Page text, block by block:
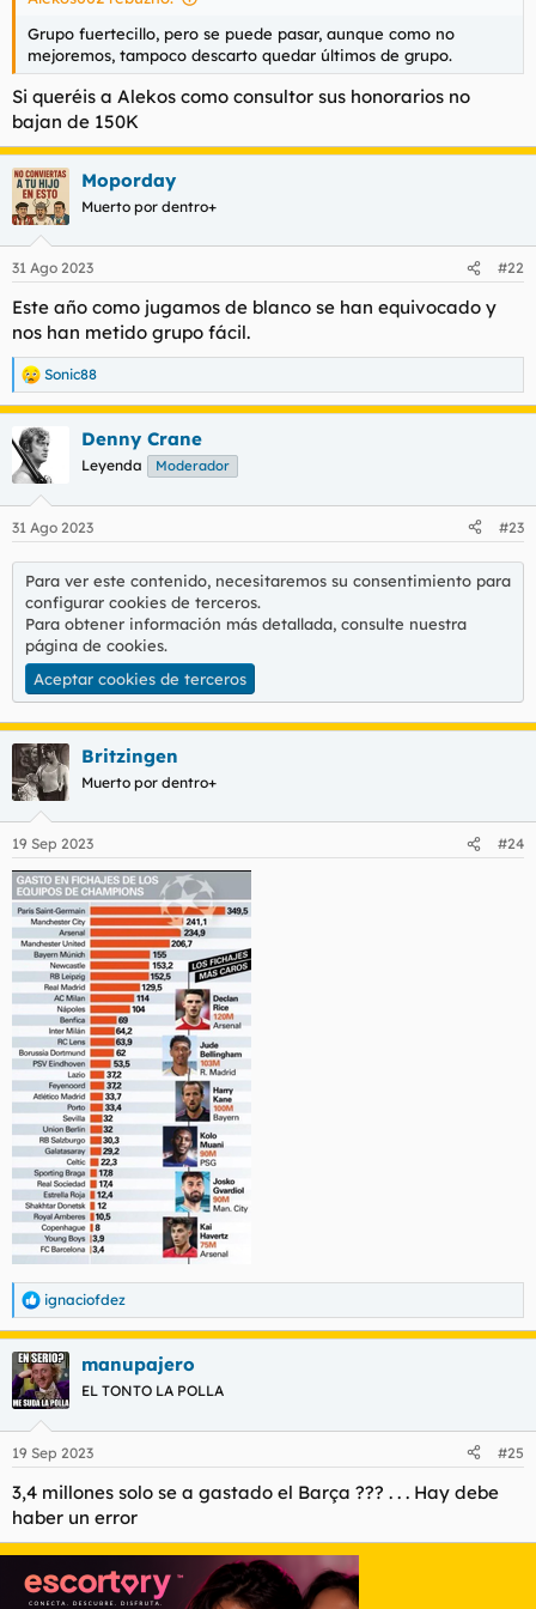
Grupo fuertecillo, pero se puede pasar, aunque como no
mejoremos, tampoco descarto quedar últimos de grupo.
Si queréis a Alekos como consultor sus honorarios no
bajan de 150K
Moporday
Muerto por dentro+
31 Ago 2023 #22
Este año como jugamos de blanco se han equivocado y
nos han metido grupo fácil.
R
e
a
c
c
i
e
Sonic88
Denny Crane
Leyenda Moderador
31 Ago 2023 #23
Para ver este contenido, necesitaremos su consentimiento para
configurar cookies de terceros.
Para obtener información más detallada, consulte nuestra
página de cookies.
Aceptar cookies de terceros
Britzingen
Muerto por dentro+
19 Sep 2023 #24
R
e
a
c
c
i
e
:
ignaciofdez
manupajero
EL TONTO LA POLLA
19 Sep 2023 #25
3,4 millones solo se a gastado el Barça ??? . . . Hay debe
haber un error